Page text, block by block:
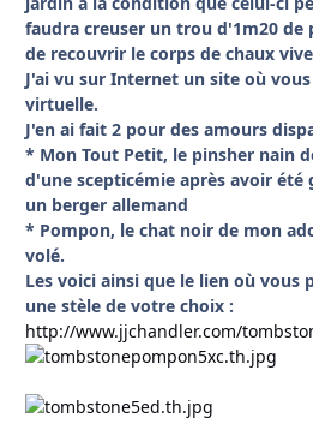
faudra creuser un trou d'1m20
de recouvrir le corps de chaux
J'ai vu sur Internet un site où
virtuelle.
J'en ai fait 2 pour des amours
* Mon Tout Petit, le pinsher nain
d'une scepticémie après avoir
un berger allemand
* Pompon, le chat noir de mon
volé.
Les voici ainsi que le lien où vous
une stèle de votre choix :
http://www.jjchandler.com/